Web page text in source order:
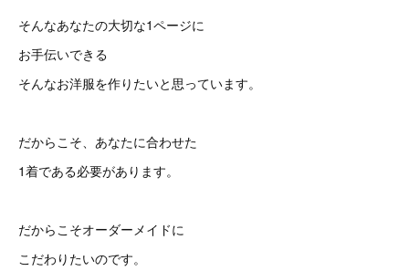
そんなあなたの大切な1ページに
お手伝いできる
そんなお洋服を作りたいと思っています。
だからこそ、あなたに合わせた
1着である必要があります。
だからこそオーダーメイドに
こだわりたいのです。